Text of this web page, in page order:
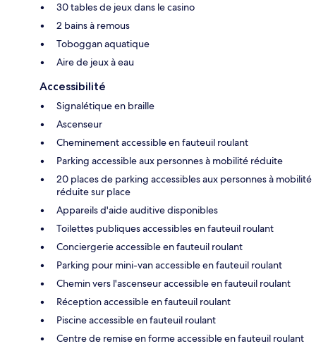
30 tables de jeux dans le casino
2 bains à remous
Toboggan aquatique
Aire de jeux à eau
Accessibilité
Signalétique en braille
Ascenseur
Cheminement accessible en fauteuil roulant
Parking accessible aux personnes à mobilité réduite
20 places de parking accessibles aux personnes à mobilité
réduite sur place
Appareils d'aide auditive disponibles
Toilettes publiques accessibles en fauteuil roulant
Conciergerie accessible en fauteuil roulant
Parking pour mini-van accessible en fauteuil roulant
Chemin vers l'ascenseur accessible en fauteuil roulant
Réception accessible en fauteuil roulant
Piscine accessible en fauteuil roulant
Centre de remise en forme accessible en fauteuil roulant